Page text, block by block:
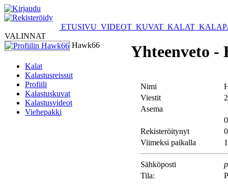
ETUSIVU VIDEOT KUVAT KALAT
VALINNAT
Hawk66
Kalat
Kalastusreissut
Profiili
Kalastuskuvat
Kalastusvideot
Viehepakki
Yhteenveto -
Nimi
Viestit
Asema
0
Rekisteröitynyt
Viimeksi paikalla
Sähköposti
Tila: